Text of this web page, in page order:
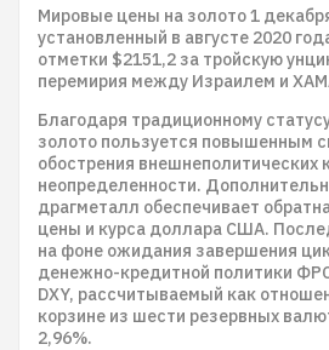
Мировые цены на золото 1
установленный в августе 2020
отметки $2151,2 за тройскую
перемирия между Израилем и
Благодаря традиционному
золото пользуется повышенным
обострения внешнеполитических
неопределенности.
драгметалл обеспечивает
цены и курса доллара США.
на фоне ожидания завершения
денежно-кредитной политики
DXY, рассчитываемый как
корзине из шести резервных
2,96%.